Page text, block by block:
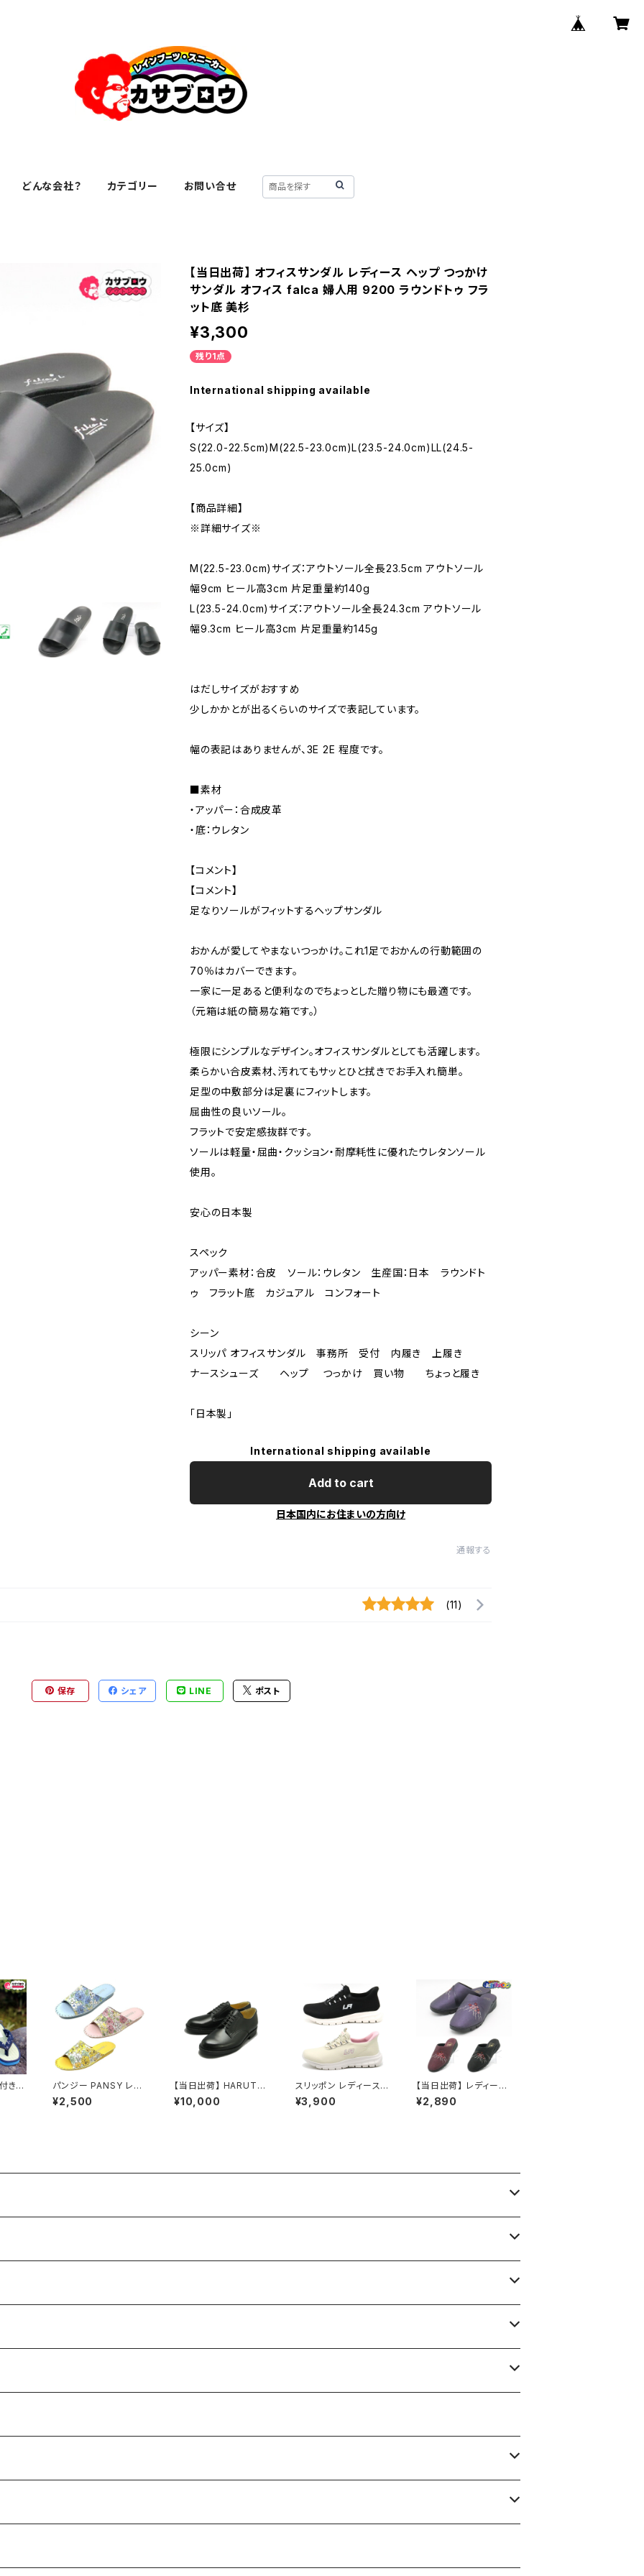
どんな会社？ カテゴリー お問い合せ
【当日出荷】 オフィスサンダル レディース ヘップ つっかけ
サンダル オフィス falca 婦人用 9200 ラウンドトゥ フラ
ット底 美杉
¥3,300
残り1点
International shipping available
【サイズ】
S(22.0-22.5cm)M(22.5-23.0cm)L(23.5-24.0cm)LL(24.5-
25.0cm)
【商品詳細】
※詳細サイズ※
M(22.5-23.0cm)サイズ：アウトソール全長23.5cm アウトソール
幅9cm ヒール高3cm 片足重量約140g
L(23.5-24.0cm)サイズ：アウトソール全長24.3cm アウトソール
幅9.3cm ヒール高3cm 片足重量約145g
はだしサイズがおすすめ
少しかかとが出るくらいのサイズで表記しています。
幅の表記はありませんが、3E 2E 程度です。
■素材
・アッパー：合成皮革
・底：ウレタン
【コメント】
【コメント】
足なりソールがフィットするヘップサンダル
おかんが愛してやまないつっかけ。これ1足でおかんの行動範囲の
70％はカバーできます。
一家に一足あると便利なのでちょっとした贈り物にも最適です。
（元箱は紙の簡易な箱です。）
極限にシンプルなデザイン。オフィスサンダルとしても活躍します。
柔らかい合皮素材、汚れてもサッとひと拭きでお手入れ簡単。
足型の中敷部分は足裏にフィットします。
屈曲性の良いソール。
フラットで安定感抜群です。
ソールは軽量・屈曲・クッション・耐摩耗性に優れたウレタンソール
使用。
安心の日本製
スペック
アッパー素材：合皮 ソール：ウレタン 生産国：日本 ラウンドト
ゥ フラット底 カジュアル コンフォート
シーン
スリッパ オフィスサンダル 事務所 受付 内履き 上履き
ナースシューズ ヘップ つっかけ 買い物 ちょっと履き
「日本製」
International shipping available
Add to cart
日本国内にお住まいの方向け
通報する
(11)
保存 シェア LINE ポスト
き
パンジー PANSY レデ
ィース ルームシューズ
スリッパ 8690
¥2,500
【当日出荷】 HARUTA
ハルタ 6776 メンズ ビ
ジネスシューズ 3E 幅
¥10,000
スリッポン レディース
サクっと履ける L303
LARKINS
¥3,900
【当日出荷】 レディース
シニア サンダル つっか
け 防寒ヘップ 婦人715
¥2,890